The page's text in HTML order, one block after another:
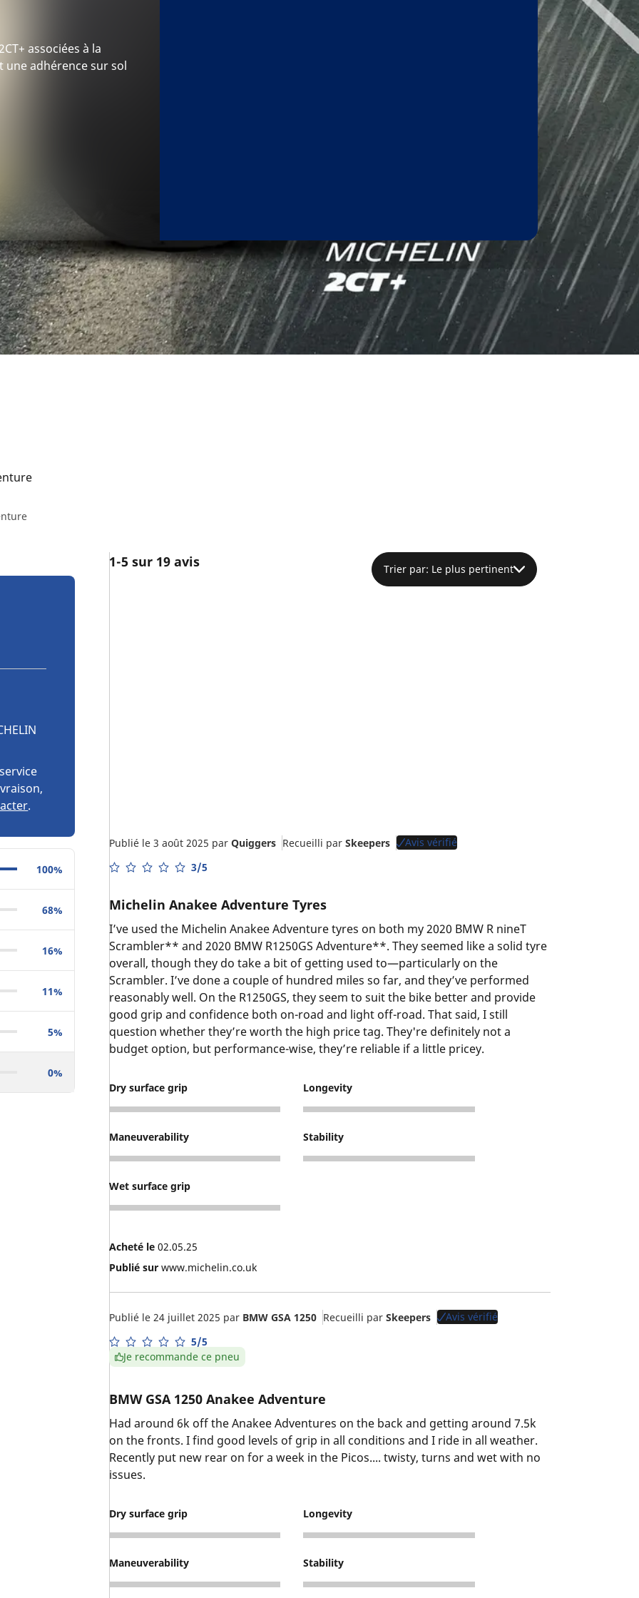
associées à la
une adhérence sur sol
.
100%
68%
16%
11%
5%
0%
1-5 sur 19 avis Trier par: Le plus pertinent
Publié le 3 août 2025 par Quiggers Recueilli par Skeepers
Avis vérifié
3/5
Michelin Anakee Adventure Tyres
I’ve used the Michelin Anakee Adventure tyres on both my 2020 BMW R nineT
Scrambler** and 2020 BMW R1250GS Adventure**. They seemed like a solid tyre
overall, though they do take a bit of getting used to—particularly on the
Scrambler. I’ve done a couple of hundred miles so far, and they’ve performed
reasonably well. On the R1250GS, they seem to suit the bike better and provide
good grip and confidence both on-road and light off-road. That said, I still
question whether they’re worth the high price tag. They're definitely not a
budget option, but performance-wise, they’re reliable if a little pricey.
Dry surface grip
3
Longevity
3
Maneuverability
3
Stability
3
Wet surface grip
3
Acheté le02.05.25
Publié surwww.michelin.co.uk
Publié le 24 juillet 2025 par BMW GSA 1250 Recueilli par Skeepers
Avis vérifié
5/5
Je recommande ce pneu
BMW GSA 1250 Anakee Adventure
Had around 6k off the Anakee Adventures on the back and getting around 7.5k
on the fronts. I find good levels of grip in all conditions and I ride in all weather.
Recently put new rear on for a week in the Picos.... twisty, turns and wet with no
issues.
Dry surface grip
5
Longevity
5
Maneuverability
5
Stability
5